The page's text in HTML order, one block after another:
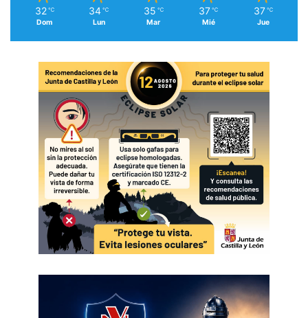
32 ℃
Dom
34 ℃
Lun
35 ℃
Mar
37 ℃
Mié
37 ℃
Jue